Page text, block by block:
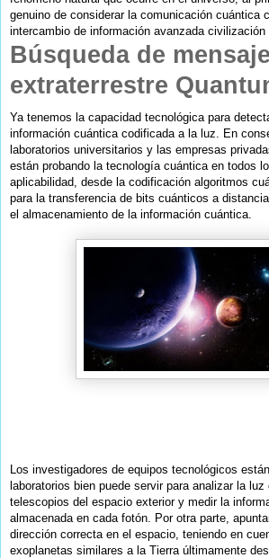
genuino de considerar la comunicación cuántica
intercambio de información avanzada civilización
Búsqueda de
extraterrestre
Ya tenemos la capacidad tecnológica para
información cuántica codificada a la luz. En
laboratorios universitarios y las empresas
están probando la tecnología cuántica en todos
aplicabilidad, desde la codificación algoritmos
para la transferencia de bits cuánticos a
el almacenamiento de la información cuántica.
Los investigadores de equipos tecnológicos
laboratorios bien puede servir para analizar la luz
telescopios del espacio exterior y medir la
almacenada en cada fotón. Por otra parte,
dirección correcta en el espacio, teniendo en
exoplanetas similares a la Tierra últimamente